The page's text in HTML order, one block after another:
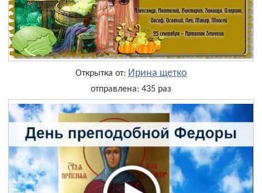
Открытка от: Ирина щетко
отправлена: 435 раз